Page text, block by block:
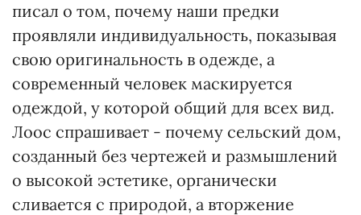
писал о том, почему наши предки
проявляли индивидуальность, показывая
свою оригинальность в одежде, а
современный человек маскируется
одеждой, у которой общий для всех вид.
Лоос спрашивает - почему сельский дом,
созданный без чертежей и размышлений
о высокой эстетике, органически
сливается с природой, а вторжение